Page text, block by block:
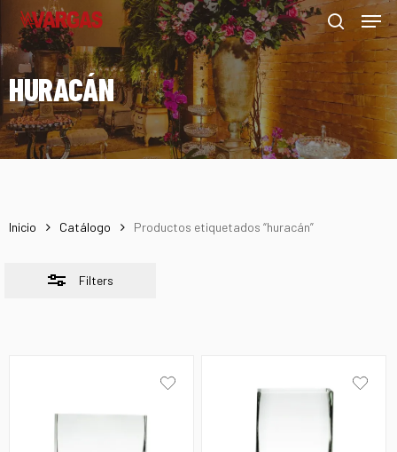
Skip
main
content
search
Menu
HURACÁN
Inicio Catálogo Productos etiquetados “huracán”
Filters
Close
Filters
Menu